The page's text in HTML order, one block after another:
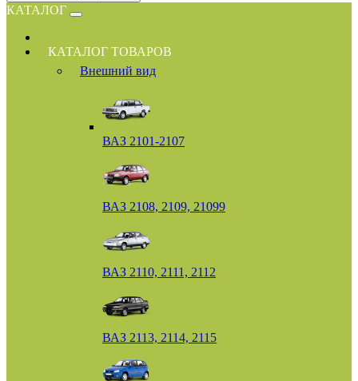
КАТАЛОГ
КАТАЛОГ ТОВАРОВ
Внешний вид
ВАЗ 2101-2107
ВАЗ 2108, 2109, 21099
ВАЗ 2110, 2111, 2112
ВАЗ 2113, 2114, 2115